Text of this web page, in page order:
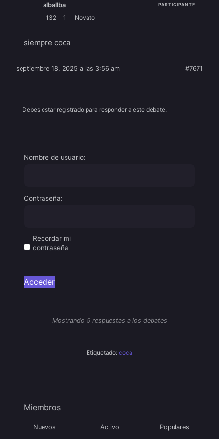
Etiquetado: coca
Mostrando 5 respuestas a los debates
alballba PARTICIPANTE
132 1 Novato
siempre coca
septiembre 18, 2025 a las 3:56 am #7671
Debes estar registrado para responder a este debate.
Nombre de usuario:
Contraseña:
Recordar mi
contraseña
Acceder
Miembros
Nuevos Activo Populares